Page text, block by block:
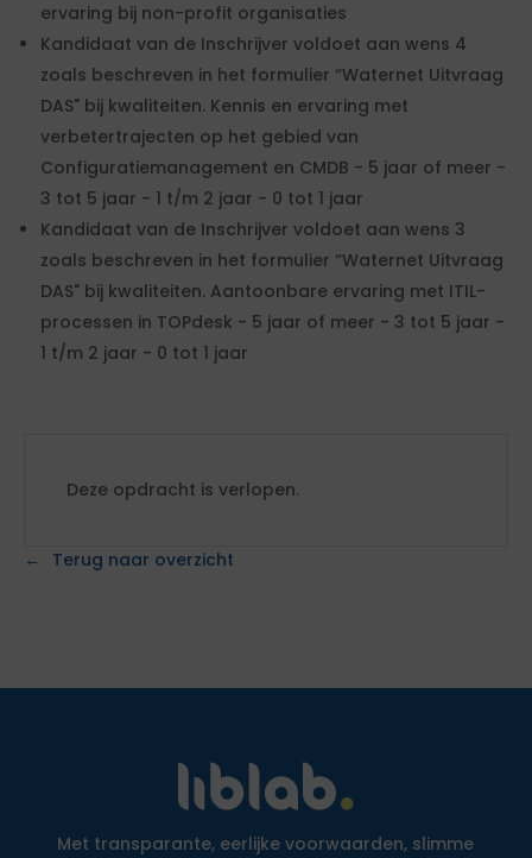
ervaring bij non-profit organisaties
Kandidaat van de Inschrijver voldoet aan wens 4
zoals beschreven in het formulier “Waternet Uitvraag
DAS" bij kwaliteiten. Kennis en ervaring met
verbetertrajecten op het gebied van
Configuratiemanagement en CMDB - 5 jaar of meer -
3 tot 5 jaar - 1 t/m 2 jaar - 0 tot 1 jaar
Kandidaat van de Inschrijver voldoet aan wens 3
zoals beschreven in het formulier “Waternet Uitvraag
DAS" bij kwaliteiten. Aantoonbare ervaring met ITIL-
processen in TOPdesk - 5 jaar of meer - 3 tot 5 jaar -
1 t/m 2 jaar - 0 tot 1 jaar
Deze opdracht is verlopen.
Terug naar overzicht
Met transparante, eerlijke voorwaarden, slimme